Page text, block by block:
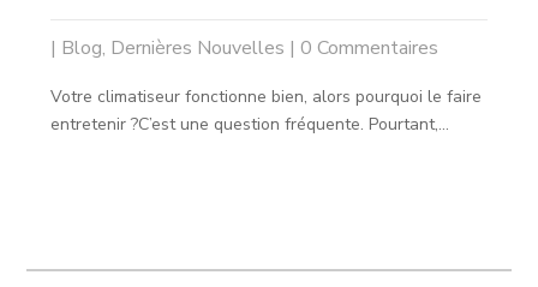
| Blog, Dernières Nouvelles | 0 Commentaires
Votre climatiseur fonctionne bien, alors pourquoi le faire
entretenir ?C’est une question fréquente. Pourtant,...